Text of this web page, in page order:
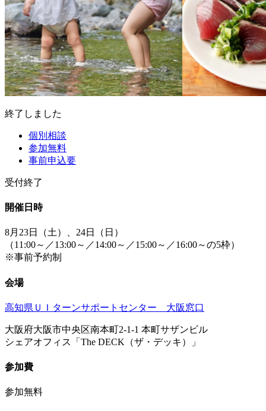
終了しました
個別相談
参加無料
事前申込要
受付終了
開催日時
8月23日（土）、24日（日）
（11:00～／13:00～／14:00～／15:00～／16:00～の5枠）
※事前予約制
会場
高知県ＵＩターンサポートセンター 大阪窓口
大阪府大阪市中央区南本町2-1-1 本町サザンビル
シェアオフィス「The DECK（ザ・デッキ）」
参加費
参加無料